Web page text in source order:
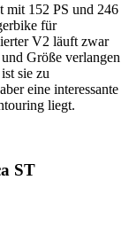
mit 152 PS und 246
für
V2 läuft zwar
Größe verlangen
sie zu
eine interessante
liegt.
ST